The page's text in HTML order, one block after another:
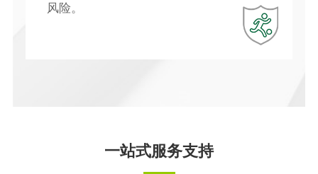
风险。
一站式服务支持